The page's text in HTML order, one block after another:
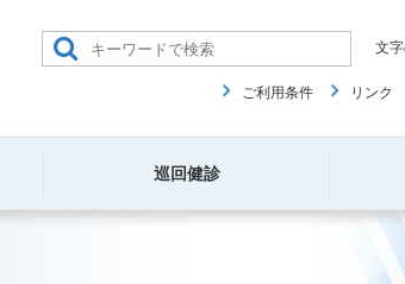
文
ご利用条件 リンク
巡回健診